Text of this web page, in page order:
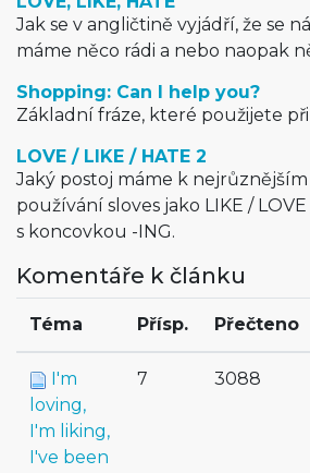
Jak se v angličtině vyjádří, že se
máme něco rádi a nebo naopak
Shopping: Can I help you?
Základní fráze, které použijete
LOVE / LIKE / HATE 2
Jaký postoj máme k
používání sloves jako LIKE / LOVE
s koncovkou -ING.
Komentáře k článku
Téma Přísp. Přečteno
I'm
loving,
I'm liking,
I've been
7 3088